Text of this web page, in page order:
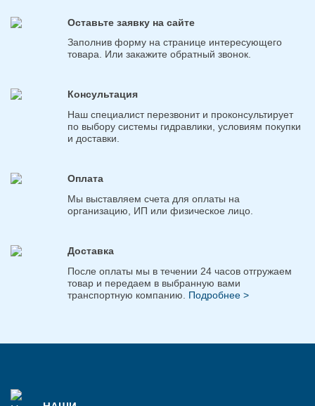
Оставьте заявку на сайте
Заполнив форму на странице интересующего
товара. Или закажите обратный звонок.
Консультация
Наш специалист перезвонит и проконсультирует
по выбору системы гидравлики, условиям покупки
и доставки.
Оплата
Мы выставляем счета для оплаты на
организацию, ИП или физическое лицо.
Доставка
После оплаты мы в течении 24 часов отгружаем
товар и передаем в выбранную вами
транспортную компанию. Подробнее >